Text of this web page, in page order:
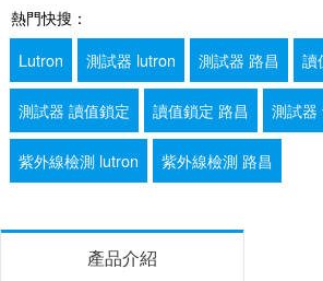
熱門快搜：
Lutron
測試器 lutron 測試器 路昌 讀
測試器 讀值鎖定 讀值鎖定 路昌 測試器
紫外線檢測 lutron 紫外線檢測 路昌
產品介紹